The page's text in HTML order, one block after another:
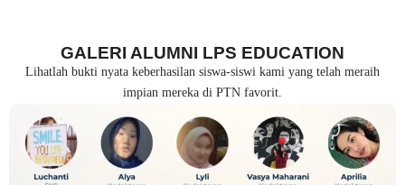
GALERI ALUMNI LPS EDUCATION
Lihatlah bukti nyata keberhasilan siswa-siswi kami yang telah meraih
impian mereka di PTN favorit.